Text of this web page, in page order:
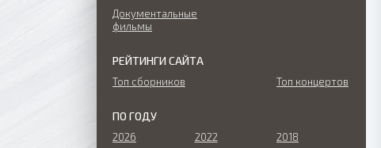
Документальные
фильмы
РЕЙТИНГИ САЙТА
Топ сборников Топ концертов
ПО ГОДУ
2026
2022
2018